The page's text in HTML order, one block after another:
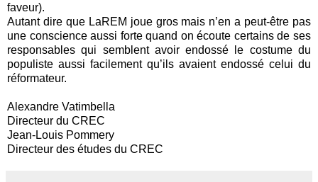
faveur).
Autant dire que LaREM joue gros mais n’en a peut-être pas
une conscience aussi forte quand on écoute certains de ses
responsables qui semblent avoir endossé le costume du
populiste aussi facilement qu’ils avaient endossé celui du
réformateur.
Alexandre Vatimbella
Directeur du CREC
Jean-Louis Pommery
Directeur des études du CREC